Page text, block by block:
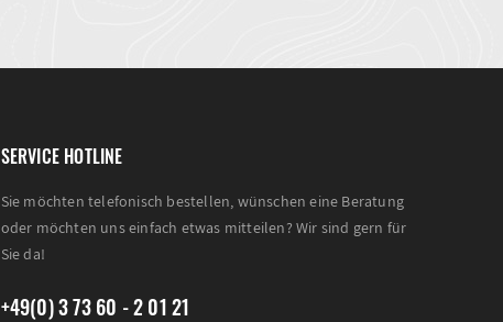
SERVICE HOTLINE
Sie möchten telefonisch bestellen, wünschen eine Beratung
oder möchten uns einfach etwas mitteilen? Wir sind gern für
Sie da!
+49(0) 3 73 60 - 2 01 21